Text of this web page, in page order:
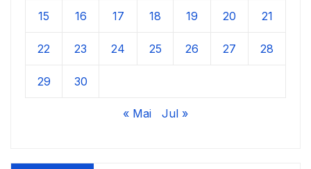
15 16 17 18 19 20 21
22 23 24 25 26 27 28
29 30
« Mai Jul »